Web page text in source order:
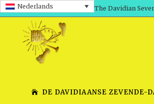
Nederlands The Davidian
DE DAVIDIAANSE ZEVENDE-